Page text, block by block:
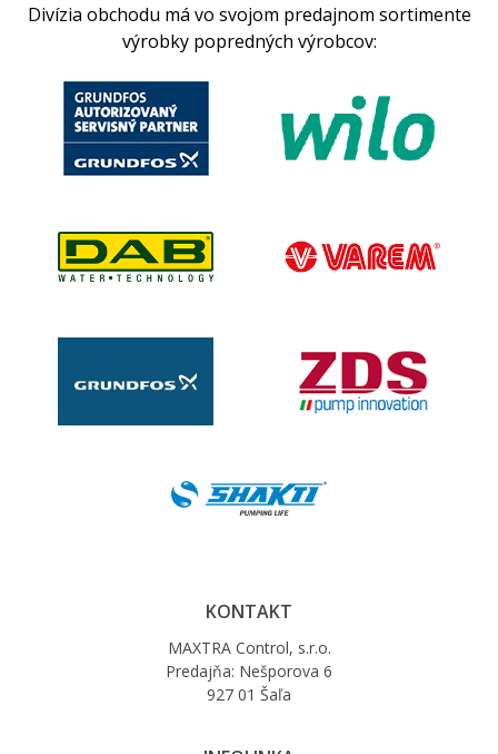
Divízia obchodu má vo svojom predajnom sortimente
výrobky popredných výrobcov:
KONTAKT
MAXTRA Control, s.r.o.
Predajňa: Nešporova 6
927 01 Šaľa